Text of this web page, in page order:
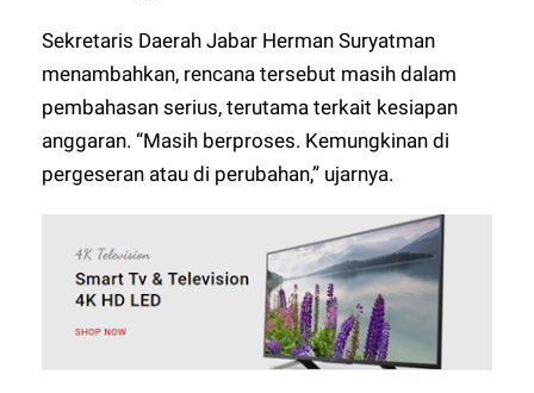
Sekretaris Daerah Jabar Herman Suryatman
menambahkan, rencana tersebut masih dalam
pembahasan serius, terutama terkait kesiapan
anggaran. “Masih berproses. Kemungkinan di
pergeseran atau di perubahan,” ujarnya.